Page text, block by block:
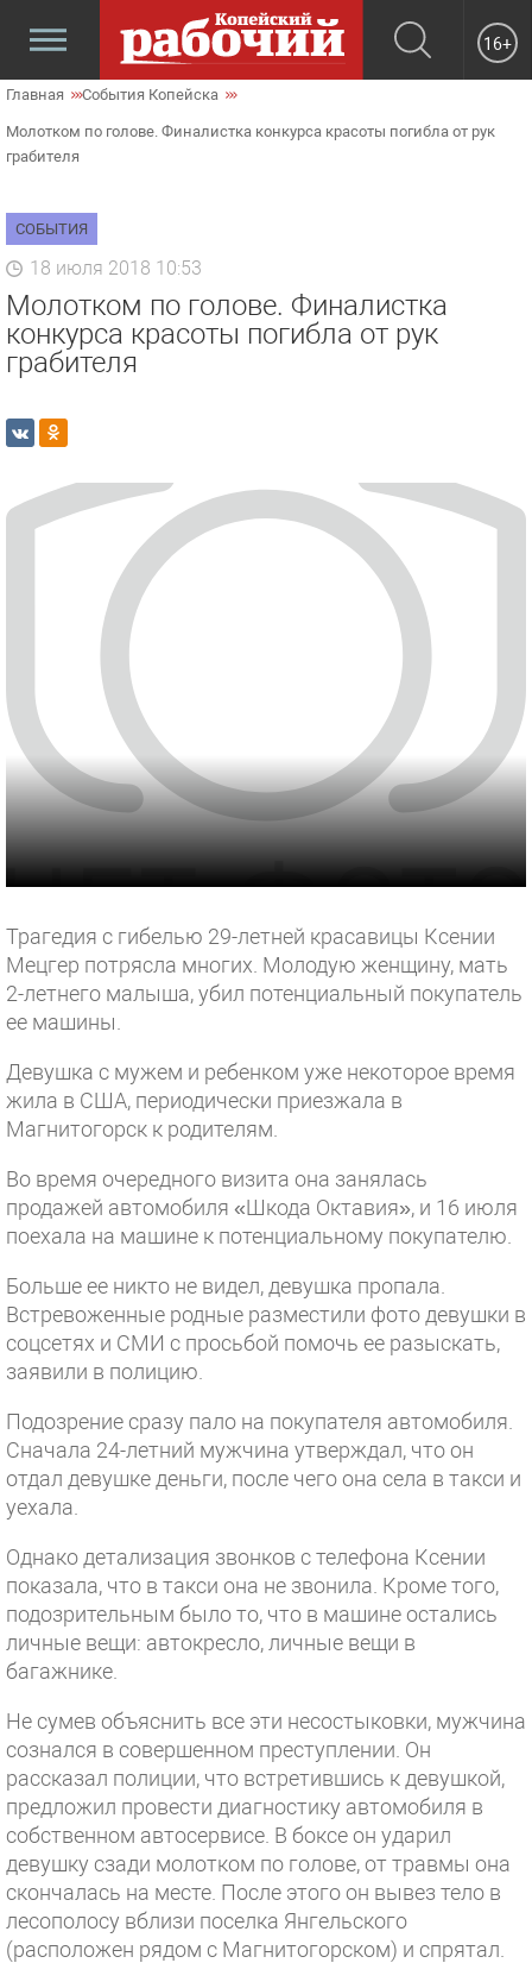
16+
Главная События Копейска
Молотком по голове. Финалистка конкурса красоты погибла от рук
грабителя
СОБЫТИЯ
18 июля 2018 10:53
Молотком по голове. Финалистка
конкурса красоты погибла от рук
грабителя
Трагедия с гибелью 29-летней красавицы Ксении
Мецгер потрясла многих. Молодую женщину, мать
2-летнего малыша, убил потенциальный покупатель
ее машины.
Девушка с мужем и ребенком уже некоторое время
жила в США, периодически приезжала в
Магнитогорск к родителям.
Во время очередного визита она занялась
продажей автомобиля «Шкода Октавия», и 16 июля
поехала на машине к потенциальному покупателю.
Больше ее никто не видел, девушка пропала.
Встревоженные родные разместили фото девушки в
соцсетях и СМИ с просьбой помочь ее разыскать,
заявили в полицию.
Подозрение сразу пало на покупателя автомобиля.
Сначала 24-летний мужчина утверждал, что он
отдал девушке деньги, после чего она села в такси и
уехала.
Однако детализация звонков с телефона Ксении
показала, что в такси она не звонила. Кроме того,
подозрительным было то, что в машине остались
личные вещи: автокресло, личные вещи в
багажнике.
Не сумев объяснить все эти несостыковки, мужчина
сознался в совершенном преступлении. Он
рассказал полиции, что встретившись к девушкой,
предложил провести диагностику автомобиля в
собственном автосервисе. В боксе он ударил
девушку сзади молотком по голове, от травмы она
скончалась на месте. После этого он вывез тело в
лесополосу вблизи поселка Янгельского
(расположен рядом с Магнитогорском) и спрятал.